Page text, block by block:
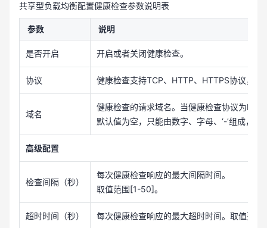
共享型负载均衡配置健康检查参数说明表
参数 说明
是否开启 开启或者关闭健康检查。
协议 健康检查支持TCP、HTTP、HTTPS协议，设
域名
健康检查的请求域名。当健康检查协议为
默认值为空，只能由数字、字母、‘-’组成，
高级配置
检查间隔（秒）
每次健康检查响应的最大间隔时间。
取值范围[1-50]。
超时时间（秒） 每次健康检查响应的最大超时时间。取值范